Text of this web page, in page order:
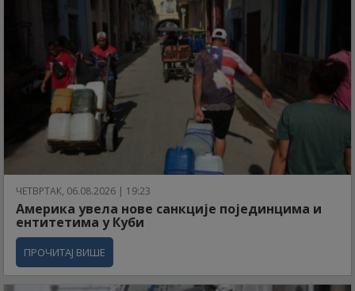
ЧЕТВРТАК, 06.08.2026 | 19:23
Америка увела нове санкције појединцима и
ентитетима у Куби
ПРОЧИТАЈ ВИШЕ